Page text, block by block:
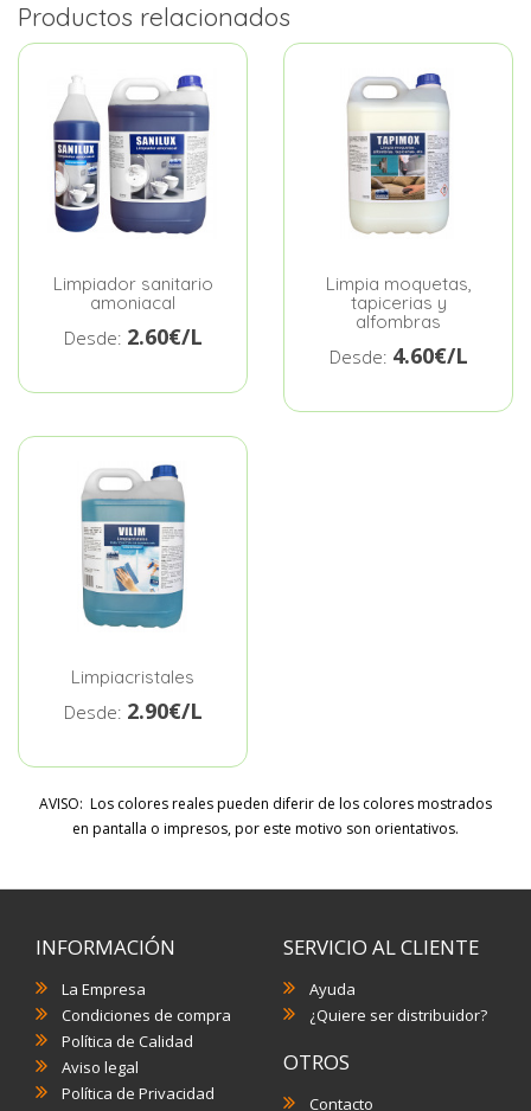
Productos relacionados
Limpiador sanitario
amoniacal
Desde: 2.60€/L
Limpia moquetas,
tapicerias y
alfombras
Desde: 4.60€/L
Limpiacristales
Desde: 2.90€/L
AVISO: Los colores reales pueden diferir de los colores mostrados
en pantalla o impresos, por este motivo son orientativos.
INFORMACIÓN
La Empresa
Condiciones de compra
Política de Calidad
Aviso legal
Política de Privacidad
SERVICIO AL CLIENTE
Ayuda
¿Quiere ser distribuidor?
OTROS
Contacto